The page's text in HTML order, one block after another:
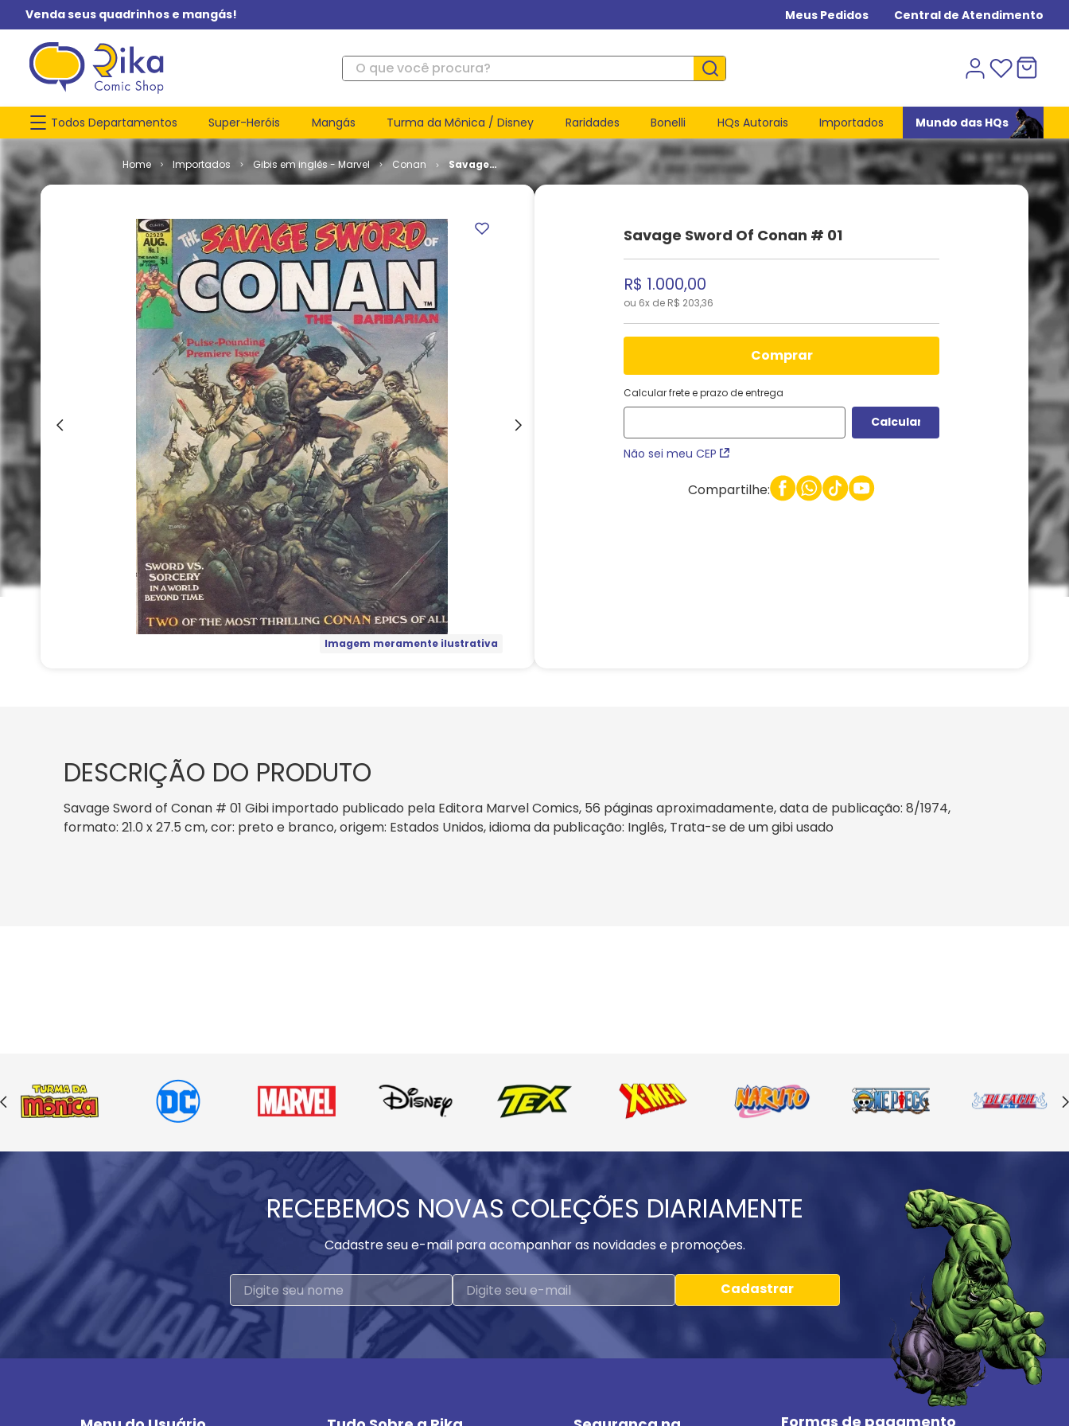
Venda seus quadrinhos e mangás! Meus Pedidos Central de Atendimento
O que você procura?
Todos Departamentos Super-Heróis Mangás Turma da Mônica / Disney Raridades Bonelli HQs Autorais Importados Mundo das HQs
Importados Gibis em inglês - Marvel Conan
Savage
Sword of
Imagem meramente ilustrativa
Savage Sword Of Conan # 01
R$ 1.000,00
ou 6x de R$ 203,36
comprar
Calcular frete e prazo de entrega
Não sei meu CEP
Compartilhe:
DESCRIÇÃO DO PRODUTO
Savage Sword of Conan # 01 Gibi importado publicado pela Editora Marvel Comics, 56 páginas aproximadamente, data de publicação: 8/1974,
formato: 21.0 x 27.5 cm, cor: preto e branco, origem: Estados Unidos, idioma da publicação: Inglês, Trata-se de um gibi usado
RECEBEMOS NOVAS COLEÇÕES DIARIAMENTE
Cadastre seu e-mail para acompanhar as novidades e promoções.
Cadastrar
Formas de pagamento